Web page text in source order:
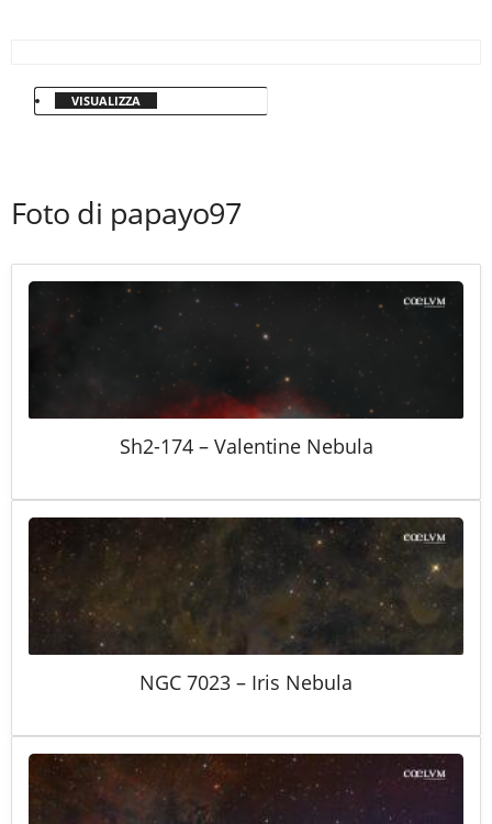
VISUALIZZA
Foto di papayo97
Sh2-174 – Valentine Nebula
NGC 7023 – Iris Nebula